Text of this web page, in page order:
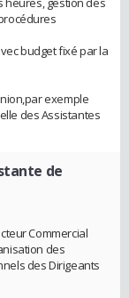
budget fixé par la
exemple
des Assistantes
de
Commercial
des
des Dirigeants